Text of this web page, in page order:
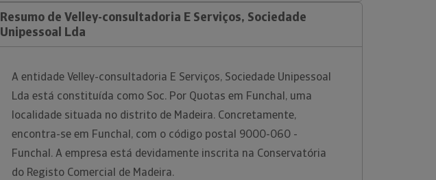
Resumo de Velley-consultadoria E Serviços, Sociedade
Unipessoal Lda
A entidade Velley-consultadoria E Serviços, Sociedade Unipessoal
Lda está constituída como Soc. Por Quotas em Funchal, uma
localidade situada no distrito de Madeira. Concretamente,
encontra-se em Funchal, com o código postal 9000-060 -
Funchal. A empresa está devidamente inscrita na Conservatória
do Registo Comercial de Madeira.